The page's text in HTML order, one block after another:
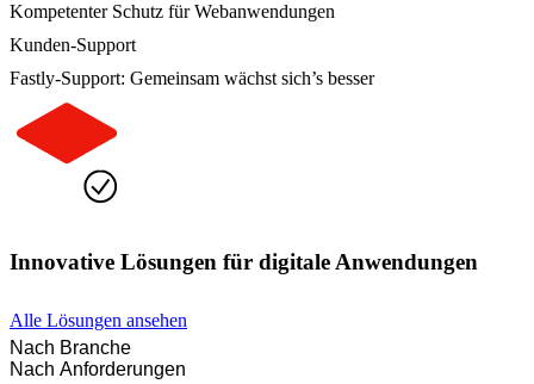
Kompetenter Schutz für Webanwendungen
Kunden-Support
Fastly-Support: Gemeinsam wächst sich’s besser
Innovative Lösungen für digitale Anwendungen
Alle Lösungen ansehen
Nach Branche
Nach Anforderungen